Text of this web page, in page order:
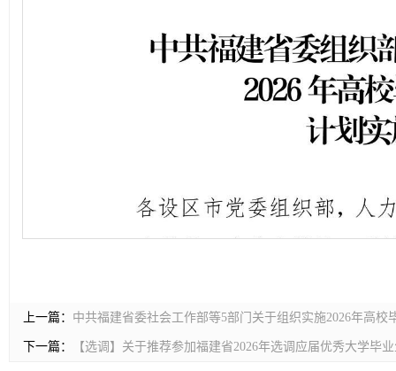
上一篇： 中共福建省委社会工作部等5部门关于组织实施2026年高校
下一篇： 【选调】关于推荐参加福建省2026年选调应届优秀大学毕